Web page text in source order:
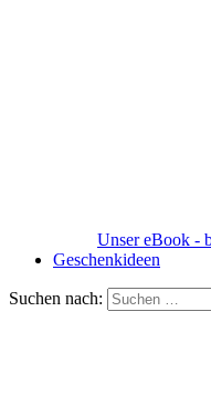
Unser eBook -
Geschenkideen
Suchen nach: